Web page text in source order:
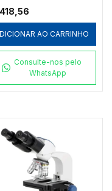
AO CARRINHO
Consulte-nos pelo
WhatsApp